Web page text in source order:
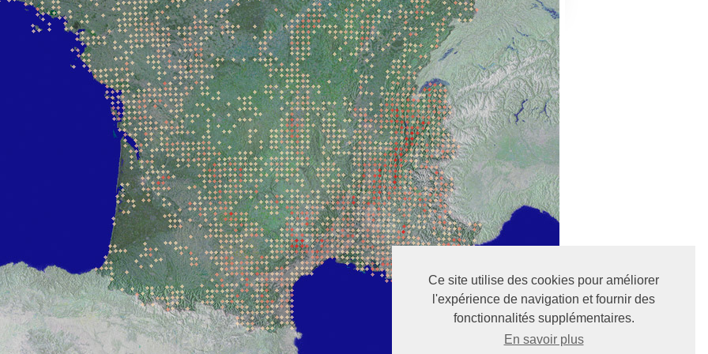
Ce site utilise des cookies pour améliorer
l'expérience de navigation et fournir des
fonctionnalités supplémentaires.
En savoir plus